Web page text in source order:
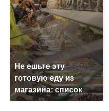
Не ешьте эту
готовую еду из
магазина: список